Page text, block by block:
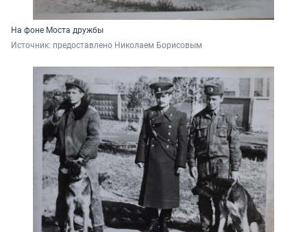
На фоне Моста дружбы
Источник: предоставлено Николаем Борисовым